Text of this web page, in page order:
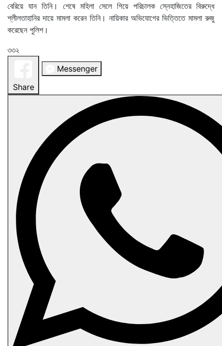
বেরিয়ে যান তিনি। শেষে মহিলা সেলে গিয়ে পরিচালক স্নেহাজিতের বিরুদ্ধে
শ্লীলতাহানির দায়ে মামলা করেন তিনি। নায়িকার অভিযোগের ভিত্তিতে মামলা রুজু
করেছেন পুলিশ।
৩৩২
Share
Messenger